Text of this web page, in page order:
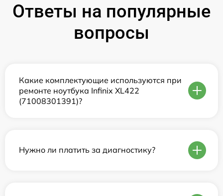
Ответы на популярные
вопросы
Какие комплектующие используются при
ремонте ноутбука Infinix XL422
(71008301391)?
Нужно ли платить за диагностику?